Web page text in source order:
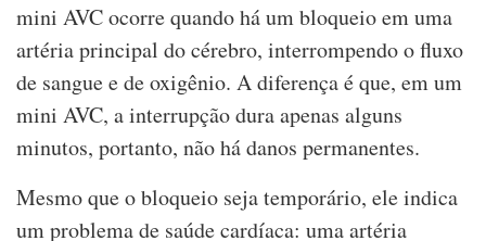
mini AVC ocorre quando há um bloqueio em uma
artéria principal do cérebro, interrompendo o fluxo
de sangue e de oxigênio. A diferença é que, em um
mini AVC, a interrupção dura apenas alguns
minutos, portanto, não há danos permanentes.
Mesmo que o bloqueio seja temporário, ele indica
um problema de saúde cardíaca: uma artéria